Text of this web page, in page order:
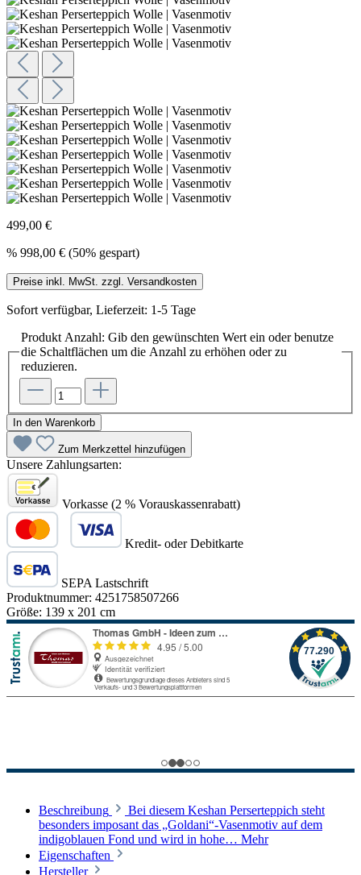
499,00 €
% 998,00 € (50% gespart)
Preise inkl. MwSt. zzgl. Versandkosten
Sofort verfügbar, Lieferzeit: 1-5 Tage
Produkt Anzahl: Gib den gewünschten Wert ein oder benutze
die Schaltflächen um die Anzahl zu erhöhen oder zu
reduzieren.
In den Warenkorb
Zum Merkzettel hinzufügen
Unsere Zahlungsarten:
Vorkasse (2 % Vorauskassenrabatt)
Kredit- oder Debitkarte
SEPA Lastschrift
Produktnummer: 4251758507266
Größe: 139 x 201 cm
Beschreibung
Bei diesem Keshan Perserteppich steht
besonders imposant das „Goldani“-Vasenmotiv auf dem
indigoblauen Fond und wird in hohe… Mehr
Eigenschaften
Hersteller